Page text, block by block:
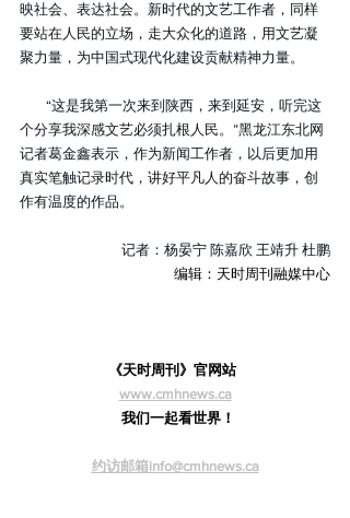
映社会、表达社会。新时代的文艺工作者，同样
要站在人民的立场，走大众化的道路，用文艺凝
聚力量，为中国式现代化建设贡献精神力量。
“这是我第一次来到陕西，来到延安，听完这
个分享我深感文艺必须扎根人民。”黑龙江东北网
记者葛金鑫表示，作为新闻工作者，以后更加用
真实笔触记录时代，讲好平凡人的奋斗故事，创
作有温度的作品。
记者：杨晏宁 陈嘉欣 王靖升 杜鹏
编辑：天时周刊融媒中心
《天时周刊》官网站
www.cmhnews.ca
我们一起看世界！
约访邮箱info@cmhnews.ca